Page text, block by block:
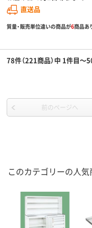
直送品
質量・販売単位違いの商品が6商品あ
78件（221商品）中 1件目～
前のページへ
このカテゴリーの人気